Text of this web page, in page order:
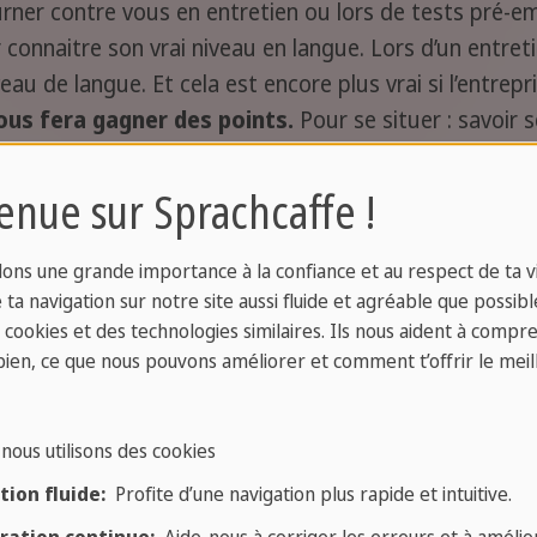
contre vous en entretien ou lors de tests pré-
son vrai niveau en langue. Lors d’un
de langue. Et cela est encore plus vrai si
fera gagner des points. Pour se situer : savoir
réponse est souvent oui, non, je suis moyen.
maintenant un test d'anglais pour connaitre
Test d'anglais en ligne
sur Sprachcaffe !
une grande importance à la confiance et au respect de ta
navigation sur notre site aussi fluide et agréable que
cookies et des technologies similaires. Ils nous aident à
ce que nous pouvons améliorer et comment t’offrir le
utilisons des cookies
fluide:Profite d’une navigation plus rapide et intuitive.